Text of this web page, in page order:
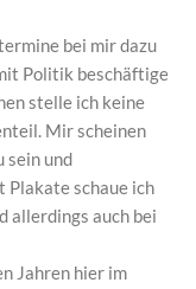
bei mir dazu
Politik beschäftige
stelle ich keine
Mir scheinen
sein und
Plakate schaue ich
allerdings auch bei
Jahren hier im